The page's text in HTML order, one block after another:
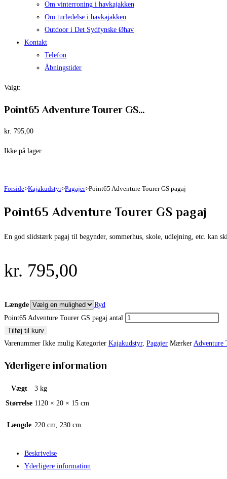
Om vinterroning i havkajakken
Om turledelse i havkajakken
Outdoor i Det Sydfynske Øhav
Kontakt
Telefon
Åbningstider
Valgt:
Point65 Adventure Tourer GS…
kr. 795,00
Ikke på lager
Forside>Kajakudstyr>Pagajer>Point65 Adventure Tourer GS pagaj
Point65 Adventure Tourer GS pagaj
En god slidstærk pagaj til begynder, sommerhus, skole, udlejning, etc. kan
kr. 795,00
Længde
Ryd
Point65 Adventure Tourer GS pagaj antal
Tilføj til kurv
Varenummer Ikke mulig Kategorier Kajakudstyr, Pagajer Mærker Adventure
Yderligere information
Vægt
3 kg
Størrelse 1120 × 20 × 15 cm
Længde 220 cm, 230 cm
Beskrivelse
Yderligere information